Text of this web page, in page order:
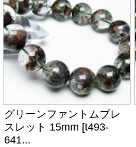
グリーンファントムブレ
スレット 15mm [t493-
641...